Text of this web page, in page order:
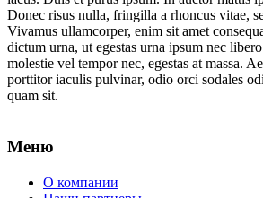
Donec risus nulla, fringilla a rhoncus vitae,
Vivamus ullamcorper, enim sit amet
dictum urna, ut egestas urna ipsum nec
molestie vel tempor nec, egestas at massa.
porttitor iaculis pulvinar, odio orci sodales
quam sit.
Меню
О компании